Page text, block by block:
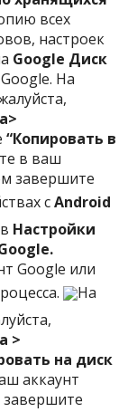
всех
настроек
Google Диск
На
“Копировать в
в ваш
завершите
сAndroid
Настройки
Google или
На
>
на диск
аккаунт
завершите